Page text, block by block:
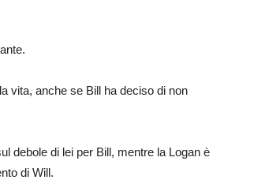
vita, anche se Bill ha deciso di non
debole di lei per Bill, mentre la Logan è
di Will.